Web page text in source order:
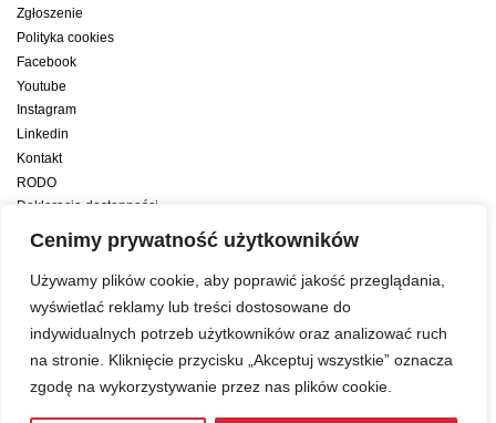
Cenimy prywatność użytkowników
Używamy plików cookie, aby poprawić jakość przeglądania,
wyświetlać reklamy lub treści dostosowane do
indywidualnych potrzeb użytkowników oraz analizować ruch
na stronie. Kliknięcie przycisku „Akceptuj wszystkie” oznacza
zgodę na wykorzystywanie przez nas plików cookie.
Zgłoszenie
Polityka cookies
Facebook
Youtube
Instagram
Linkedin
Kontakt
RODO
Deklaracja dostępności
Deklaracja dostępności cyfrowej
konsultanta amerykańskiego programu zarządzania przez cele Best